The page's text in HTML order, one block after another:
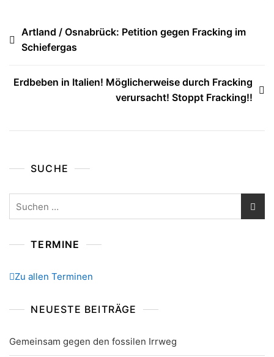
Beitragsnavigation
Artland / Osnabrück: Petition gegen Fracking im
Schiefergas
Erdbeben in Italien! Möglicherweise durch Fracking
verursacht! Stoppt Fracking!!
SUCHE
TERMINE
Zu allen Terminen
NEUESTE BEITRÄGE
Gemeinsam gegen den fossilen Irrweg